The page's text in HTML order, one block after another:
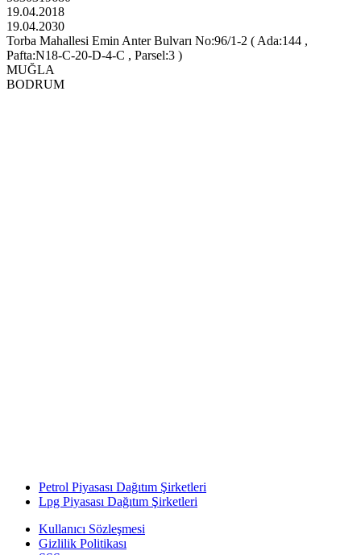
19.04.2018
19.04.2030
Torba Mahallesi Emin Anter Bulvarı No:96/1-2 ( Ada:144 ,
Pafta:N18-C-20-D-4-C , Parsel:3 )
MUĞLA
BODRUM
Petrol Piyasası Dağıtım Şirketleri
Lpg Piyasası Dağıtım Şirketleri
Kullanıcı Sözleşmesi
Gizlilik Politikası